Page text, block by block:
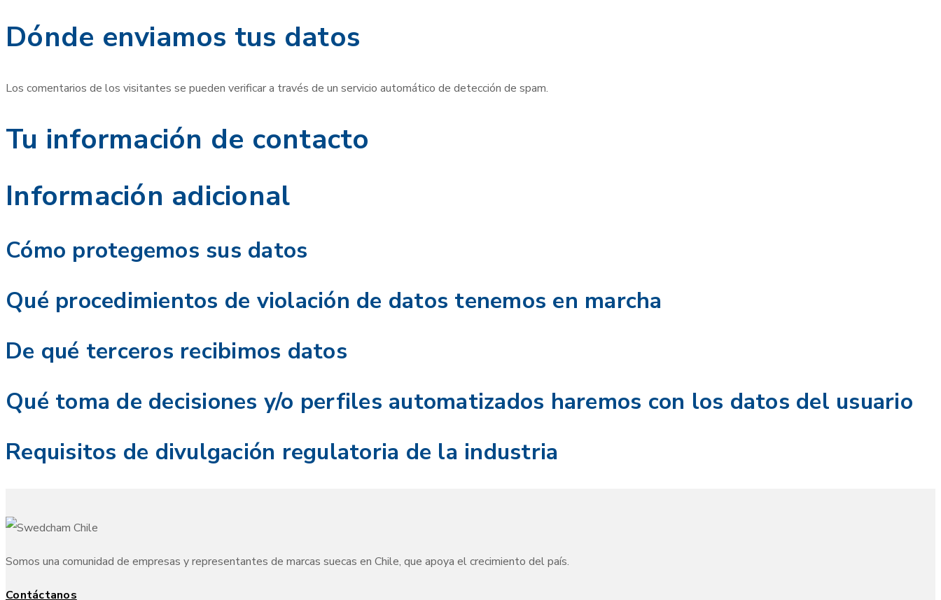
Dónde enviamos tus datos
Los comentarios de los visitantes se pueden verificar a través de un servicio automático de detección de spam.
Tu información de contacto
Información adicional
Cómo protegemos sus datos
Qué procedimientos de violación de datos tenemos en marcha
De qué terceros recibimos datos
Qué toma de decisiones y/o perfiles automatizados haremos con los datos del usuario
Requisitos de divulgación regulatoria de la industria
Somos una comunidad de empresas y representantes de marcas suecas en Chile, que apoya el crecimiento del país.
Contáctanos